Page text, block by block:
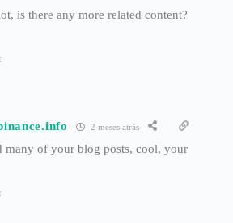
is there any more related content?
2 meses atrás
many of your blog posts, cool, your